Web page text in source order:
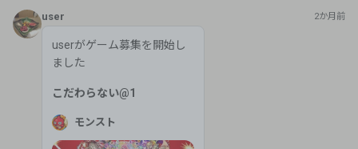
user 2か月前
userがゲーム募集を開始し
ました
こだわらない@1
モンスト